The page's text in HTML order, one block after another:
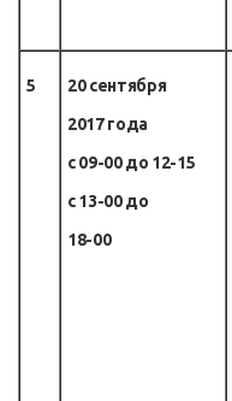
5
20 сентября
2017 года
с 09-00 до 12-15
с 13-00 до
18-00